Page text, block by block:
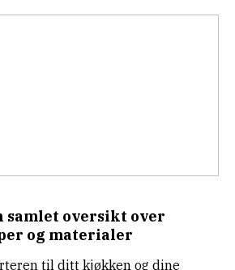
samlet oversikt over
og materialer
til ditt kjøkken og dine